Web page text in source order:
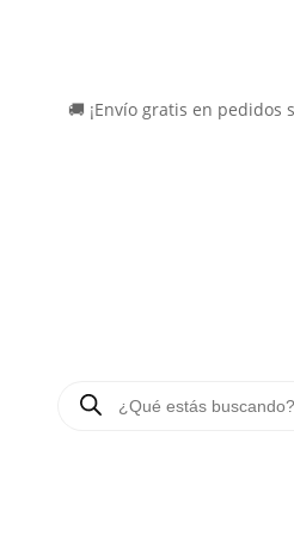
🚚 ¡Envío gratis en pedidos
PRODUCTOS